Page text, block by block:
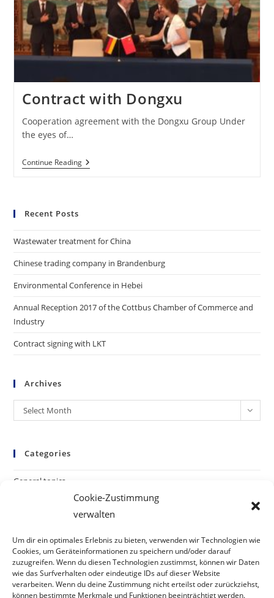
Cookie-Zustimmung
verwalten
Um dir ein optimales Erlebnis zu bieten, verwenden wir Technologien wie
Cookies, um Geräteinformationen zu speichern und/oder darauf
zuzugreifen. Wenn du diesen Technologien zustimmst, können wir Daten
wie das Surfverhalten oder eindeutige IDs auf dieser Website
verarbeiten. Wenn du deine Zustimmung nicht erteilst oder zurückziehst,
können bestimmte Merkmale und Funktionen beeinträchtigt werden.
Contract with Dongxu
Cooperation agreement with the Dongxu Group Under
the eyes of…
Continue ReadingContract
With
Recent Posts
Wastewater treatment for China
Chinese trading company in Brandenburg
Environmental Conference in Hebei
Annual Reception 2017 of the Cottbus Chamber of Commerce and
Industry
Contract signing with LKT
Archives
Archives
Select Month
Categories
General topics
Visits to Brandenburg